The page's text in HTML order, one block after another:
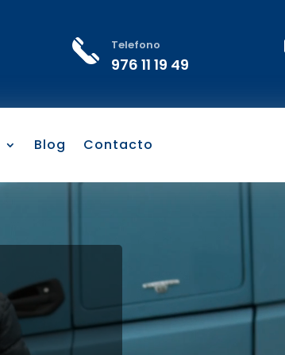
Telefono
976 11 19 49
Blog Contacto